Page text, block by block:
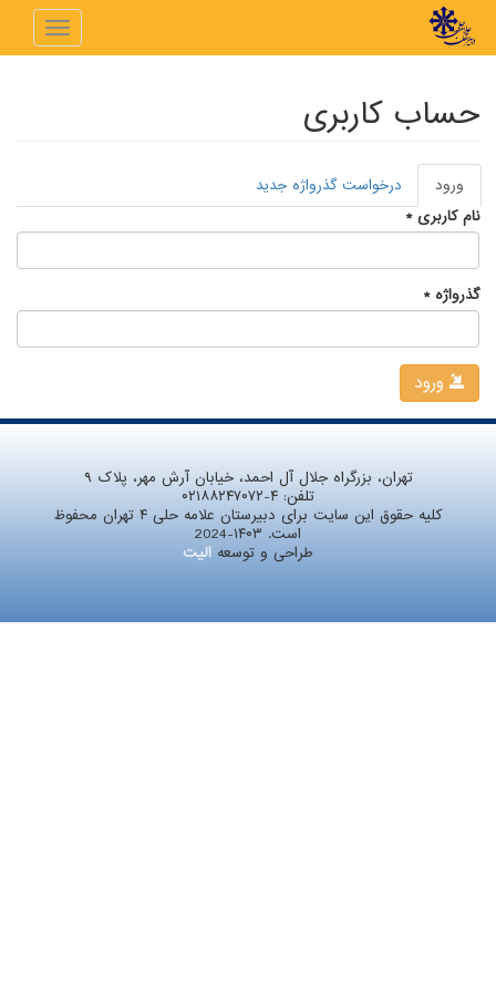
رفتن به محتوای اصلی
Toggle
حساب کاربری
تب‌های اولیه
ورود
فعال)
درخواست گذرواژه جدید
نام کاربری*
گذرواژه*
تهران، بزرگراه جلال آل احمد، خیابان آرش مهر، پلاک ۹
تلفن: ۰۲۱۸۸۲۴۷۰۷۲-۴
کلیه حقوق این سایت برای دبیرستان علامه حلی ۴ تهران محفوظ
است. ۱۴۰۳-2024
طراحی و توسعه الیت